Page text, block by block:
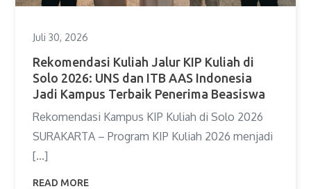
Juli 30, 2026
Rekomendasi Kuliah Jalur KIP Kuliah di
Solo 2026: UNS dan ITB AAS Indonesia
Jadi Kampus Terbaik Penerima Beasiswa
Rekomendasi Kampus KIP Kuliah di Solo 2026
SURAKARTA – Program KIP Kuliah 2026 menjadi
[…]
READ MORE